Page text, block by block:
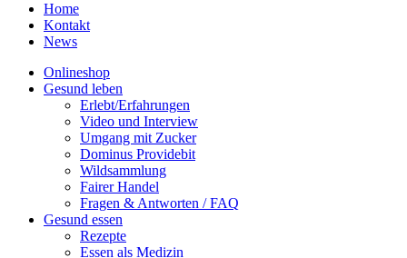
Home
Kontakt
News
Onlineshop
Gesund leben
Erlebt/Erfahrungen
Video und Interview
Umgang mit Zucker
Dominus Providebit
Wildsammlung
Fairer Handel
Fragen & Antworten / FAQ
Gesund essen
Rezepte
Essen als Medizin